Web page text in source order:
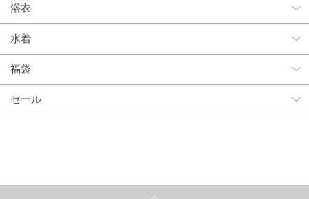
浴衣
水着
福袋
セール